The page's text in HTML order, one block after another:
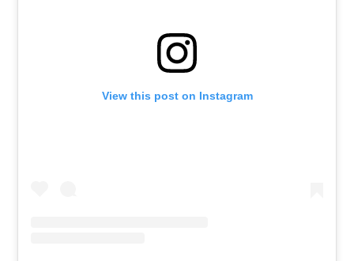
View this post on Instagram